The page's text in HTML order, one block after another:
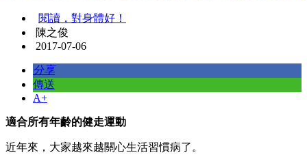
閱讀，對身體好！
陳之俊
2017-07-06
分享
傳送
A+
適合所有年齡的健走運動
近年來，大家越來越關心生活習慣病了。